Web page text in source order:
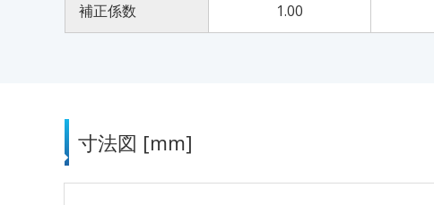
補正係数 1.00
寸法図 [mm]